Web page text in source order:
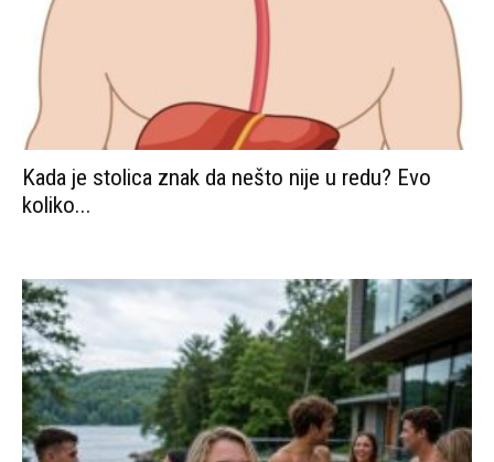
Kada je stolica znak da nešto nije u redu? Evo
koliko...